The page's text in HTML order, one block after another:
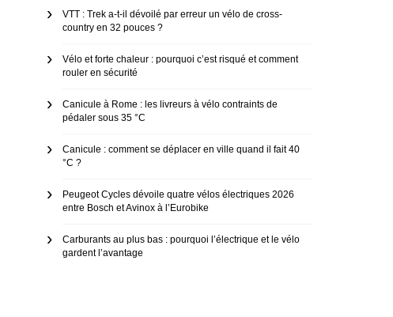
VTT : Trek a-t-il dévoilé par erreur un vélo de cross-
country en 32 pouces ?
Vélo et forte chaleur : pourquoi c’est risqué et comment
rouler en sécurité
Canicule à Rome : les livreurs à vélo contraints de
pédaler sous 35 °C
Canicule : comment se déplacer en ville quand il fait 40
°C ?
Peugeot Cycles dévoile quatre vélos électriques 2026
entre Bosch et Avinox à l’Eurobike
Carburants au plus bas : pourquoi l’électrique et le vélo
gardent l’avantage